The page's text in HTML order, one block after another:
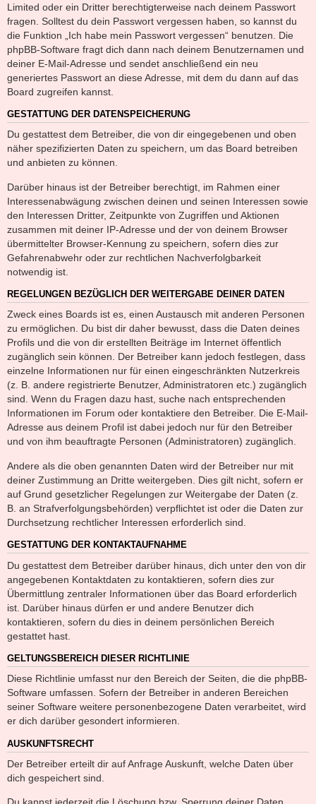
Limited oder ein Dritter berechtigterweise nach deinem Passwort
fragen. Solltest du dein Passwort vergessen haben, so kannst du
die Funktion „Ich habe mein Passwort vergessen“ benutzen. Die
phpBB-Software fragt dich dann nach deinem Benutzernamen und
deiner E-Mail-Adresse und sendet anschließend ein neu
generiertes Passwort an diese Adresse, mit dem du dann auf das
Board zugreifen kannst.
GESTATTUNG DER DATENSPEICHERUNG
Du gestattest dem Betreiber, die von dir eingegebenen und oben
näher spezifizierten Daten zu speichern, um das Board betreiben
und anbieten zu können.
Darüber hinaus ist der Betreiber berechtigt, im Rahmen einer
Interessenabwägung zwischen deinen und seinen Interessen sowie
den Interessen Dritter, Zeitpunkte von Zugriffen und Aktionen
zusammen mit deiner IP-Adresse und der von deinem Browser
übermittelter Browser-Kennung zu speichern, sofern dies zur
Gefahrenabwehr oder zur rechtlichen Nachverfolgbarkeit
notwendig ist.
REGELUNGEN BEZÜGLICH DER WEITERGABE DEINER DATEN
Zweck eines Boards ist es, einen Austausch mit anderen Personen
zu ermöglichen. Du bist dir daher bewusst, dass die Daten deines
Profils und die von dir erstellten Beiträge im Internet öffentlich
zugänglich sein können. Der Betreiber kann jedoch festlegen, dass
einzelne Informationen nur für einen eingeschränkten Nutzerkreis
(z. B. andere registrierte Benutzer, Administratoren etc.) zugänglich
sind. Wenn du Fragen dazu hast, suche nach entsprechenden
Informationen im Forum oder kontaktiere den Betreiber. Die E-Mail-
Adresse aus deinem Profil ist dabei jedoch nur für den Betreiber
und von ihm beauftragte Personen (Administratoren) zugänglich.
Andere als die oben genannten Daten wird der Betreiber nur mit
deiner Zustimmung an Dritte weitergeben. Dies gilt nicht, sofern er
auf Grund gesetzlicher Regelungen zur Weitergabe der Daten (z.
B. an Strafverfolgungsbehörden) verpflichtet ist oder die Daten zur
Durchsetzung rechtlicher Interessen erforderlich sind.
GESTATTUNG DER KONTAKTAUFNAHME
Du gestattest dem Betreiber darüber hinaus, dich unter den von dir
angegebenen Kontaktdaten zu kontaktieren, sofern dies zur
Übermittlung zentraler Informationen über das Board erforderlich
ist. Darüber hinaus dürfen er und andere Benutzer dich
kontaktieren, sofern du dies in deinem persönlichen Bereich
gestattet hast.
GELTUNGSBEREICH DIESER RICHTLINIE
Diese Richtlinie umfasst nur den Bereich der Seiten, die die phpBB-
Software umfassen. Sofern der Betreiber in anderen Bereichen
seiner Software weitere personenbezogene Daten verarbeitet, wird
er dich darüber gesondert informieren.
AUSKUNFTSRECHT
Der Betreiber erteilt dir auf Anfrage Auskunft, welche Daten über
dich gespeichert sind.